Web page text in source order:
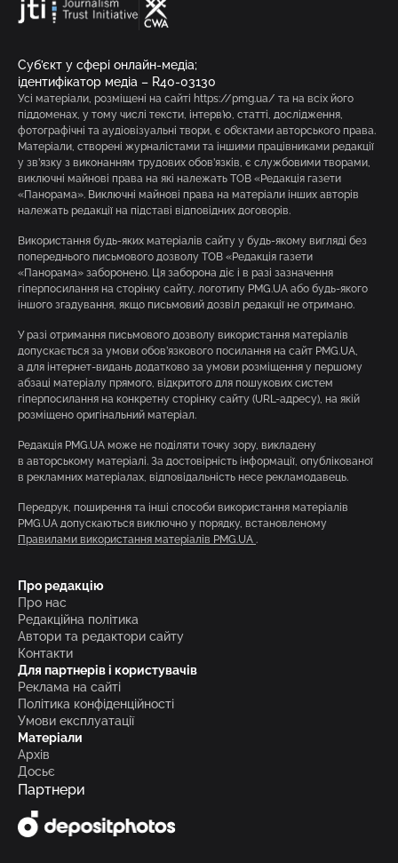
Суб’єкт у сфері онлайн-медіа;
ідентифікатор медіа – R40-03130
Усі матеріали, розміщені на сайті https://pmg.ua/ та на всіх його
піддоменах, у тому числі тексти, інтерв’ю, статті, дослідження,
фотографічні та аудіовізуальні твори, є об’єктами авторського права.
Матеріали, створені журналістами та іншими працівниками редакції
у зв’язку з виконанням трудових обов’язків, є службовими творами,
виключні майнові права на які належать ТОВ «Редакція газети
«Панорама». Виключні майнові права на матеріали інших авторів
належать редакції на підставі відповідних договорів.
Використання будь-яких матеріалів сайту у будь-якому вигляді без
попереднього письмового дозволу ТОВ «Редакція газети
«Панорама» заборонено. Ця заборона діє і в разі зазначення
гіперпосилання на сторінку сайту, логотипу PMG.UA або будь-якого
іншого згадування, якщо письмовий дозвіл редакції не отримано.
У разі отримання письмового дозволу використання матеріалів
допускається за умови обов’язкового посилання на сайт PMG.UA,
а для інтернет-видань додатково за умови розміщення у першому
абзаці матеріалу прямого, відкритого для пошукових систем
гіперпосилання на конкретну сторінку сайту (URL-адресу), на якій
розміщено оригінальний матеріал.
Редакція PMG.UA може не поділяти точку зору, викладену
в авторському матеріалі. За достовірність інформації, опублікованої
в рекламних матеріалах, відповідальність несе рекламодавець.
Передрук, поширення та інші способи використання матеріалів
PMG.UA допускаються виключно у порядку, встановленому
Правилами використання матеріалів PMG.UA .
Про редакцію
Про нас
Редакційна політика
Автори та редактори сайту
Контакти
Для партнерів і користувачів
Реклама на сайті
Політика конфіденційності
Умови експлуатації
Матеріали
Архів
Досьє
Партнери